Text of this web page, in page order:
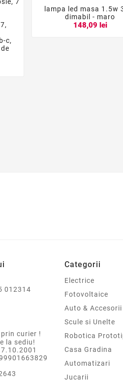
c,
  
lampa led masa 1.5w
dimabil - maro
148,09 lei
012314
curier !
la sediu!
Categorii
Electrice
Fotovoltaice
Auto & Accesorii
Scule si Unelte
Robotica
Casa Gradina
Automatizari
Jucarii